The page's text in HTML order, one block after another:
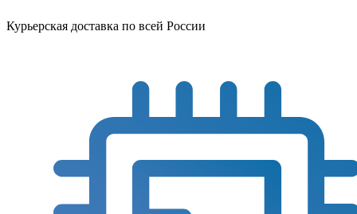
Курьерская доставка по всей России